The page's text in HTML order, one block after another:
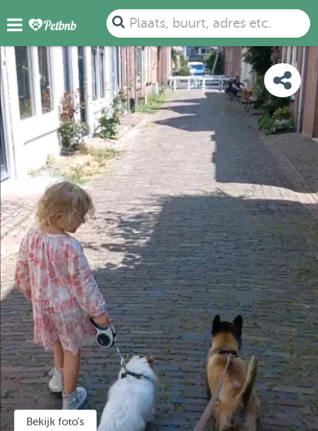
Plaats, buurt, adres etc.
FOTO'S BEOORDELINGEN KAART
Bekijk foto's